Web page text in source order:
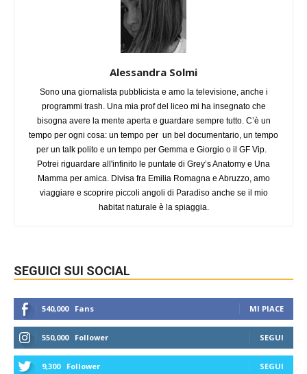
Alessandra Solmi
Sono una giornalista pubblicista e amo la televisione, anche i
programmi trash. Una mia prof del liceo mi ha insegnato che
bisogna avere la mente aperta e guardare sempre tutto. C’è un
tempo per ogni cosa: un tempo per un bel documentario, un tempo
per un talk polito e un tempo per Gemma e Giorgio o il GF Vip.
Potrei riguardare all'infinito le puntate di Grey’s Anatomy e Una
Mamma per amica. Divisa fra Emilia Romagna e Abruzzo, amo
viaggiare e scoprire piccoli angoli di Paradiso anche se il mio
habitat naturale è la spiaggia.
SEGUICI SUI SOCIAL
540,000 Fans MI PIACE
550,000 Follower SEGUI
9,300 Follower SEGUI